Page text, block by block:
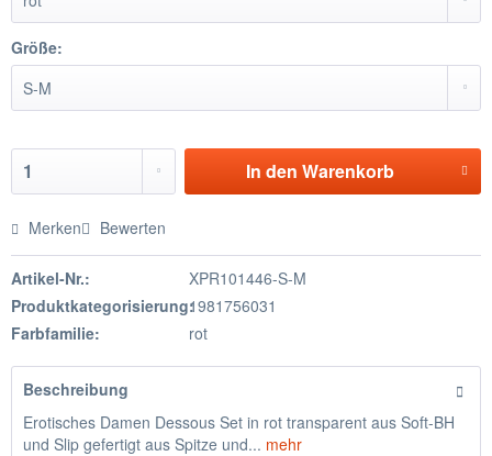
Größe:
In den Warenkorb
Merken Bewerten
Artikel-Nr.:
XPR101446-S-M
Produktkategorisierung:1981756031
Farbfamilie:
rot
Beschreibung
Erotisches Damen Dessous Set in rot transparent aus Soft-BH
und Slip gefertigt aus Spitze und... mehr